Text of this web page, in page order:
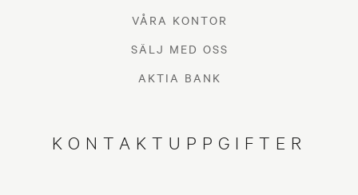
VÅRA KONTOR
SÄLJ MED OSS
AKTIA BANK
KONTAKTUPPGIFTER